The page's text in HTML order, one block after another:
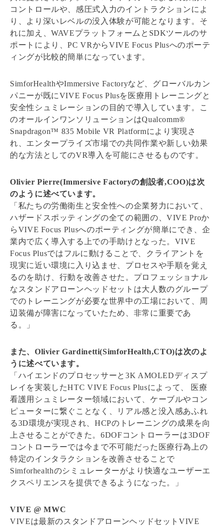
コントロールや、感圧式入力のイントラクションによ
り、より深いレベルの没入体験が可能となります。そ
れに加え、WAVEプラットフォームとSDKツールのサ
ポートにより、PC VRからVIVE Focus Plusへのポーテ
ィングが比較的簡単になっています。
SimforHealthやImmersive Factoryなど、グローバルカン
パニーが既にVIVE Focus Plusを医療用トレーニングと
安全性シュミレーションの目的で導入しています。こ
のオールインワンソリューションはQualcomm®
Snapdragon™ 835 Mobile VR Platformにより実現さ
れ、エンタープライズ市場での共同作業や新しい効果
的な方法としてのVR導入を可能にさせるものです。
Olivier Pierre(Immersive Factoryの創設者,COO)は次
のように述べています。
「私たちの労働衛生と安全性への企業努力において、
ハザードスポッティングの全ての範囲の、VIVE Proか
らVIVE Focus Plusへのポーティングが簡単にでき、企
業内で広く導入する上での手助けとなった。VIVE
Focus Plusではフルに動けることで、クライアントを
現実に近い環境に入り込ませ、プロセスや手順を覚え
るのを助け、行動を改善させた。プロフェッショナル
なスタンドアローンヘッドセットは大人数のグループ
でのトレーニングが必要な世界中の工場において、周
辺装備が障害になっていたため、非常に重要であ
る。」
また、Olivier Gardinetti(SimforHealth,CTO)は次のよ
うに述べています。
「ハイエンドのプロセッサーと3K AMOLEDディスプ
レイを実装したHTC VIVE Focus Plusによって、 医療
看護用シュミレーター領域において、ケーブルやコン
ピューターに繋ぐことなく、リアル感と没入感あふれ
る3D環境が実現され、HCPのトレーニングの成果を向
上させることができた。6DOFコントローラーは3DOF
コントローラーでは今まで不可能だった医療行為上の
特定のインタラクションを改善させることで
Simforhealthのシミュレーターがより快適なユーザーエ
クスペリエンスを提供できるようになった。」
VIVE @ MWC
VIVEは最新のスタンドアローンヘッドセットVIVE